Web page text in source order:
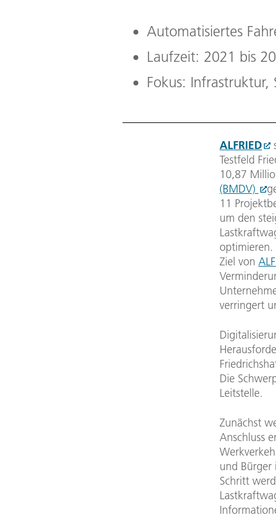
Automatisiertes
Laufzeit: 2021 bis
Fokus:
ALFRIED
Testfeld
10,87
(BMDV)
11
um den
optimieren.
Ziel von
verringert
Die
Leitstelle.
Zunächst
Anschluss
und Bürger
Schritt